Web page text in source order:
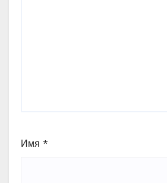
Имя *